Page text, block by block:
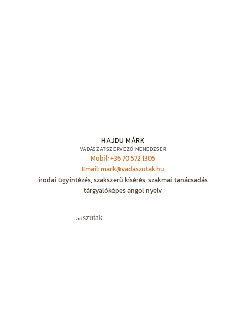
HAJDU MÁRK
VADÁSZATSZERVEZŐ MENEDZSER
Mobil: +36 70 572 1305
Email: mark@vadaszutak.hu
irodai ügyintézés, szakszerű kísérés, szakmai tanácsadás
tárgyalóképes angol nyelv